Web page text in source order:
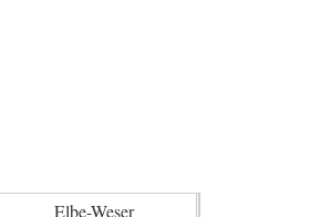
Elbe-Weser